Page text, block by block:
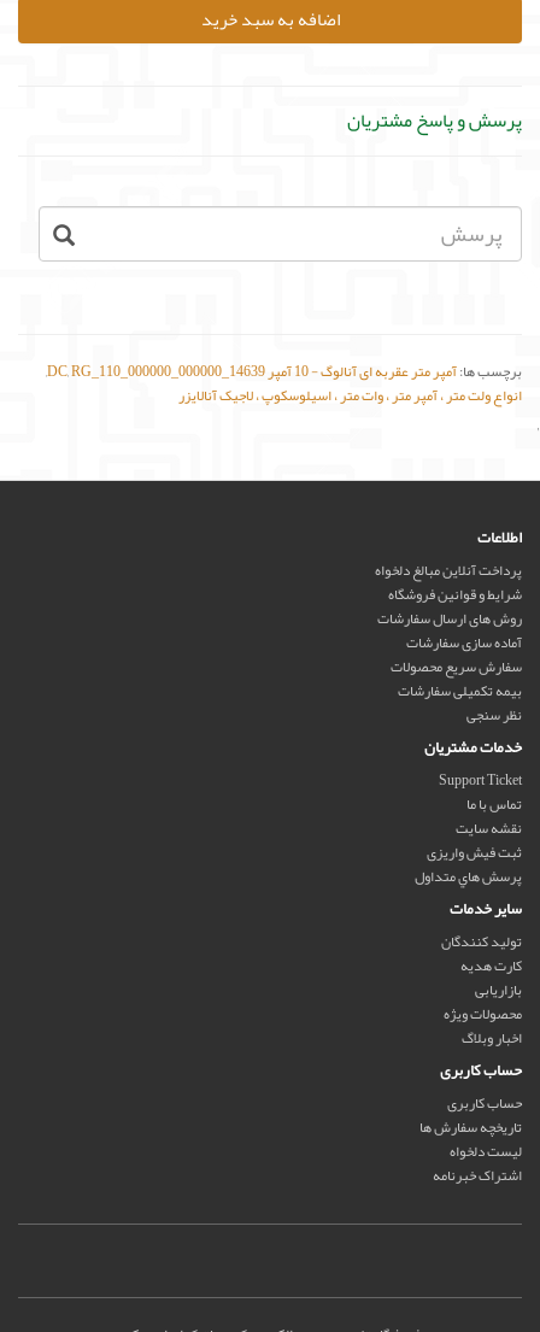
اضافه به سبد خرید
پرسش و پاسخ مشتریان
برچسب ها:آمپر متر عقربه ای آنالوگ - 10 آمپر DC ,RG_110_000000_000000_14639
,
انواع ولت متر ، آمپر متر ، وات متر ، اسیلوسکوپ ، لاجیک آنالایزر
'
اطلاعات
پرداخت آنلاین مبالغ دلخواه
شرایط و قوانین فروشگاه
روش های ارسال سفارشات
آماده سازی سفارشات
سفارش سریع محصولات
بیمه تکمیلی سفارشات
نظر سنجی
خدمات مشتریان
Support Ticket
تماس با ما
نقشه سایت
ثبت فیش واریزی
پرسش هاي متداول
سایر خدمات
تولید کنندگان
کارت هدیه
بازاریابی
محصولات ویژه
اخبار وبلاگ
حساب کاربری
حساب کاربری
تاریخچه سفارش ها
لیست دلخواه
اشتراک خبرنامه